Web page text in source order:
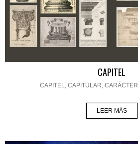
CAPITEL
CAPITEL CAPITULAR CARÁCTER
LEER MÁS